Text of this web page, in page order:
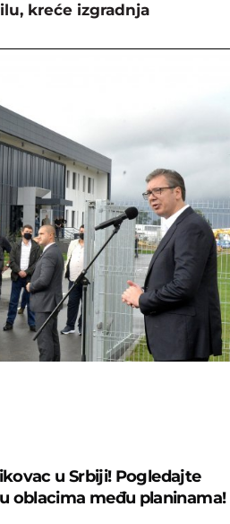
kreće izgradnja
u Srbiji! Pogledajte
oblacima među planinama!
20 C